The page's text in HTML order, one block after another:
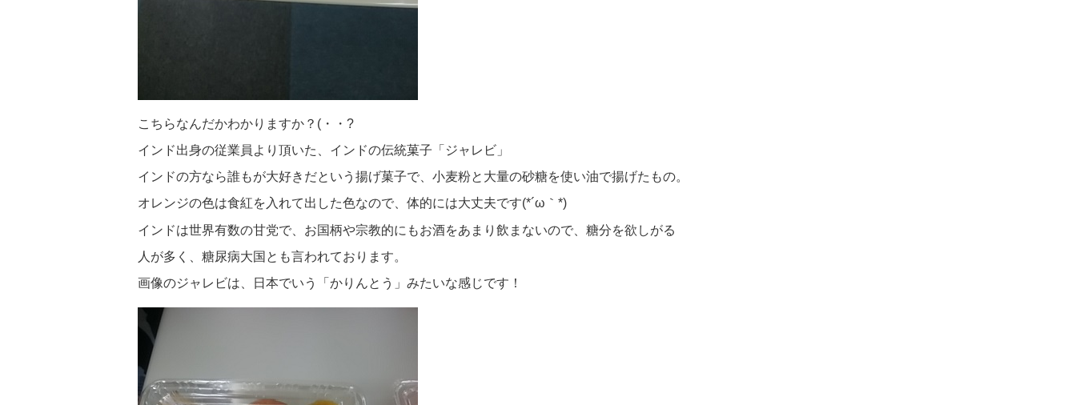
こちらなんだかわかりますか？(・・?
インド出身の従業員より頂いた、インドの伝統菓子「ジャレビ」
インドの方なら誰もが大好きだという揚げ菓子で、小麦粉と大量の砂糖を使い油で揚げたもの。
オレンジの色は食紅を入れて出した色なので、体的には大丈夫です(*´ω｀*)
インドは世界有数の甘党で、お国柄や宗教的にもお酒をあまり飲まないので、糖分を欲しがる
人が多く、糖尿病大国とも言われております。
画像のジャレビは、日本でいう「かりんとう」みたいな感じです！